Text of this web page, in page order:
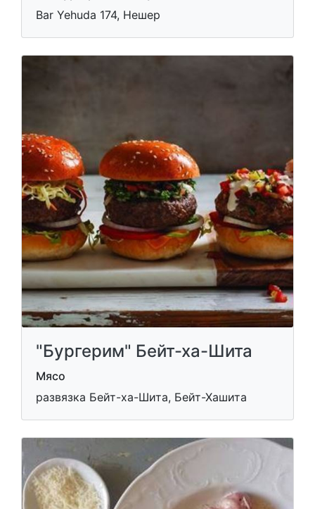
Bar Yehuda 174, Нешер
"Бургерим" Бейт-ха-Шита
Мясо
развязка Бейт-ха-Шита, Бейт-Хашита